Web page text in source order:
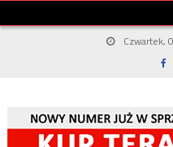
Czwartek,